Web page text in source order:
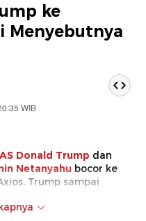
ke
Menyebutnya
WIB
Donald Trump dan
Netanyahu bocor ke
Trump sampai